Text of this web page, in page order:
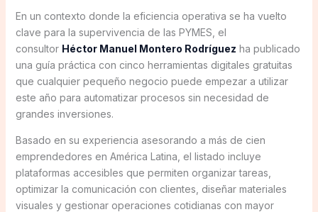
En un contexto donde la eficiencia operativa se ha vuelto
clave para la supervivencia de las PYMES, el
consultor Héctor Manuel Montero Rodríguez ha publicado
una guía práctica con cinco herramientas digitales gratuitas
que cualquier pequeño negocio puede empezar a utilizar
este año para automatizar procesos sin necesidad de
grandes inversiones.
Basado en su experiencia asesorando a más de cien
emprendedores en América Latina, el listado incluye
plataformas accesibles que permiten organizar tareas,
optimizar la comunicación con clientes, diseñar materiales
visuales y gestionar operaciones cotidianas con mayor